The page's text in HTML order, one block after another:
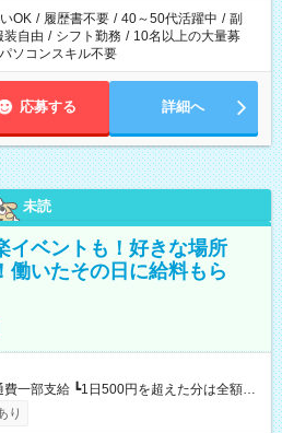
OK / 履歴書不要 / 40～50代活躍中 / 副
装自由 / シフト勤務 / 10名以上の大量募
パソコンスキル不要
応募する 詳細へ
未読
イベントも！好きな場所
いたその日に給料もら
自己負担となります ★日払いOK！
たその日に現金GET♪ お仕事後はコンビニ
り